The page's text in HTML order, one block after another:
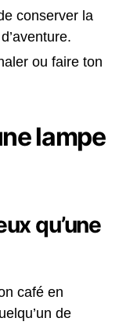
conserver la
ou faire ton
lampe
qu’une
café en
de